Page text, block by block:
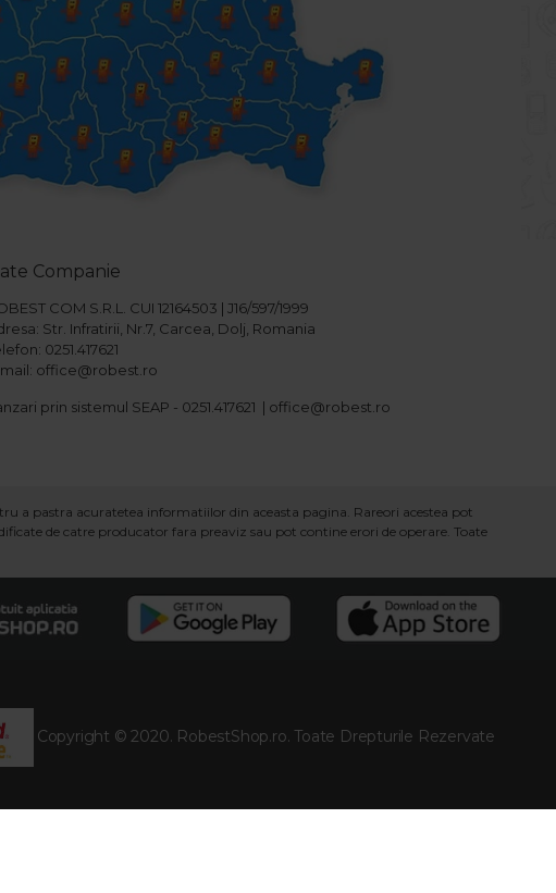
Companie
COM S.R.L. CUI 12164503 | J16/597/1999
Str. Infratirii, Nr.7, Carcea, Dolj, Romania
0251.417621
office@robest.ro
prin sistemul SEAP - 0251.417621 | office@robest.ro
a pastra acuratetea informatiilor din aceasta pagina. Rareori acestea pot
de catre producator fara preaviz sau pot contine erori de operare. Toate
Copyright © 2020. RobestShop.ro. Toate Drepturile Rezervate